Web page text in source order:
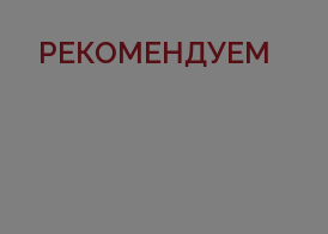
РЕКОМЕНДУЕМ